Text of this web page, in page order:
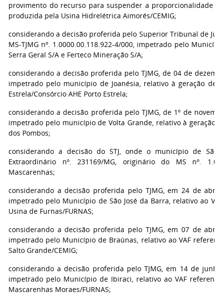
provimento do recurso para suspender a proporcionalidade
produzida pela Usina Hidrelétrica Aimorés/CEMIG;
considerando a decisão proferida pelo Superior Tribunal de
MS-TJMG nº. 1.0000.00.118.922-4/000, impetrado pelo
Serra Geral S/A e Ferteco Mineração S/A;
considerando a decisão proferida pelo TJMG, de 04 de
impetrado pelo município de Joanésia, relativo à geração
Estrela/Consórcio AHE Porto Estrela;
considerando a decisão proferida pelo TJMG, de 1º de
impetrado pelo município de Volta Grande, relativo à
dos Pombos;
considerando a decisão do STJ, onde o município de
Extraordinário nº. 231169/MG, originário do MS nº.
Mascarenhas;
considerando a decisão proferida pelo TJMG, em 24 de
impetrado pelo Município de São José da Barra, relativo ao
Usina de Furnas/FURNAS;
considerando a decisão proferida pelo TJMG, em 07 de
impetrado pelo Município de Braúnas, relativo ao VAF
Salto Grande/CEMIG;
considerando a decisão proferida pelo TJMG, em 14 de
impetrado pelo Município de Ibiraci, relativo ao VAF
Mascarenhas Moraes/FURNAS;